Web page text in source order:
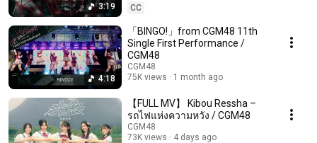
3:19
CC
4:18
「BINGO!」from CGM48 11th
Single First Performance /
CGM48
CGM48
75K views
1 month ago
【FULL MV】 Kibou Ressha –
รถไฟแห่งความหวัง / CGM48
CGM48
73K views
4 days ago